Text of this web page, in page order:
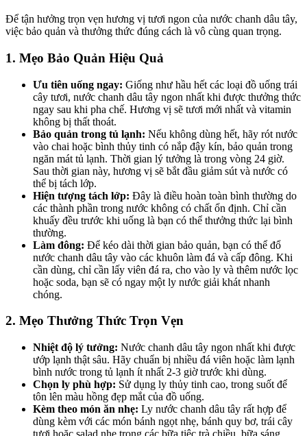
Để tận hưởng trọn vẹn hương vị tươi ngon của nước chanh dâu tây,
việc bảo quản và thưởng thức đúng cách là vô cùng quan trọng.
1. Mẹo Bảo Quản Hiệu Quả
Ưu tiên uống ngay: Giống như hầu hết các loại đồ uống trái
cây tươi, nước chanh dâu tây ngon nhất khi được thưởng thức
ngay sau khi pha chế. Hương vị sẽ tươi mới nhất và vitamin
không bị thất thoát.
Bảo quản trong tủ lạnh: Nếu không dùng hết, hãy rót nước
vào chai hoặc bình thủy tinh có nắp đậy kín, bảo quản trong
ngăn mát tủ lạnh. Thời gian lý tưởng là trong vòng 24 giờ.
Sau thời gian này, hương vị sẽ bắt đầu giảm sút và nước có
thể bị tách lớp.
Hiện tượng tách lớp: Đây là điều hoàn toàn bình thường do
các thành phần trong nước không có chất ổn định. Chỉ cần
khuấy đều trước khi uống là bạn có thể thưởng thức lại bình
thường.
Làm đông: Để kéo dài thời gian bảo quản, bạn có thể đổ
nước chanh dâu tây vào các khuôn làm đá và cấp đông. Khi
cần dùng, chỉ cần lấy viên đá ra, cho vào ly và thêm nước lọc
hoặc soda, bạn sẽ có ngay một ly nước giải khát nhanh
chóng.
2. Mẹo Thưởng Thức Trọn Vẹn
Nhiệt độ lý tưởng: Nước chanh dâu tây ngon nhất khi được
ướp lạnh thật sâu. Hãy chuẩn bị nhiều đá viên hoặc làm lạnh
bình nước trong tủ lạnh ít nhất 2-3 giờ trước khi dùng.
Chọn ly phù hợp: Sử dụng ly thủy tinh cao, trong suốt để
tôn lên màu hồng đẹp mắt của đồ uống.
Kèm theo món ăn nhẹ: Ly nước chanh dâu tây rất hợp để
dùng kèm với các món bánh ngọt nhẹ, bánh quy bơ, trái cây